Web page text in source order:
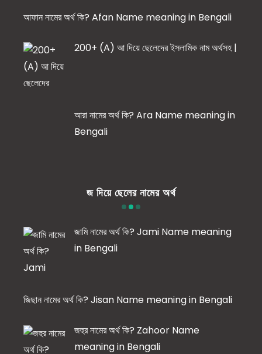
আফান নামের অর্থ কি? Afan Name meaning in Bengali
200+ (A) আ দিয়ে ছেলেদের ইসলামিক নাম অর্থসহ |
আরা নামের অর্থ কি? Ara Name meaning in
Bengali
জ দিয়ে ছেলের নামের অর্থ
জামি নামের অর্থ কি? Jami Name meaning
in Bengali
জিছান নামের অর্থ কি? Jisan Name meaning in Bengali
জহুর নামের অর্থ কি? Zahoor Name
meaning in Bengali